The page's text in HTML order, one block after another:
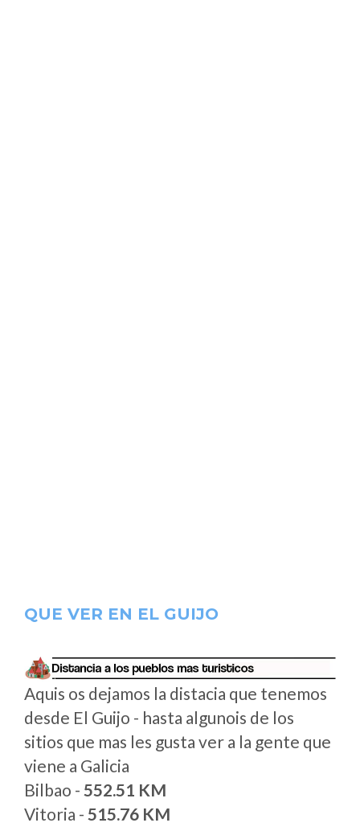
QUE VER EN EL GUIJO
Aquis os dejamos la distacia que tenemos
desde El Guijo - hasta algunois de los
sitios que mas les gusta ver a la gente que
viene a Galicia
Bilbao - 552.51 KM
Vitoria - 515.76 KM